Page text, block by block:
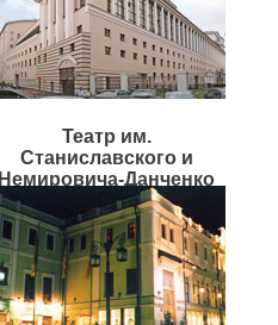
Театр им.
Станиславского и
Немировича-Данченко